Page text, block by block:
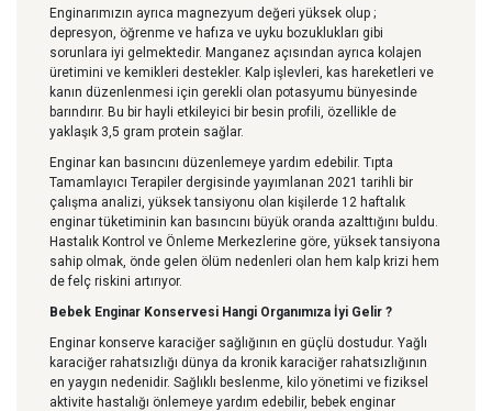
Enginarımızın ayrıca magnezyum değeri yüksek olup ;
depresyon, öğrenme ve hafıza ve uyku bozuklukları gibi
sorunlara iyi gelmektedir. Manganez açısından ayrıca kolajen
üretimini ve kemikleri destekler. Kalp işlevleri, kas hareketleri ve
kanın düzenlenmesi için gerekli olan potasyumu bünyesinde
barındırır. Bu bir hayli etkileyici bir besin profili, özellikle de
yaklaşık 3,5 gram protein sağlar.
Enginar kan basıncını düzenlemeye yardım edebilir. Tıpta
Tamamlayıcı Terapiler dergisinde yayımlanan 2021 tarihli bir
çalışma analizi, yüksek tansiyonu olan kişilerde 12 haftalık
enginar tüketiminin kan basıncını büyük oranda azalttığını buldu.
Hastalık Kontrol ve Önleme Merkezlerine göre, yüksek tansiyona
sahip olmak, önde gelen ölüm nedenleri olan hem kalp krizi hem
de felç riskini artırıyor.
Bebek Enginar Konservesi Hangi Organımıza İyi Gelir ?
Enginar konserve karaciğer sağlığının en güçlü dostudur. Yağlı
karaciğer rahatsızlığı dünya da kronik karaciğer rahatsızlığının
en yaygın nedenidir. Sağlıklı beslenme, kilo yönetimi ve fiziksel
aktivite hastalığı önlemeye yardım edebilir, bebek enginar